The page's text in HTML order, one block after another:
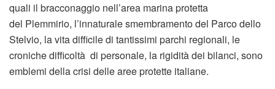
quali il bracconaggio nell’area marina protetta
del Plemmirio, l’innaturale smembramento del Parco dello
Stelvio, la vita difficile di tantissimi parchi regionali, le
croniche difficoltà di personale, la rigidità dei bilanci, sono
emblemi della crisi delle aree protette italiane.